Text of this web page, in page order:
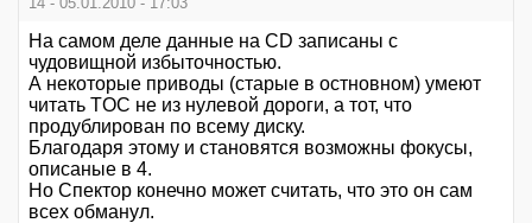
На самом деле данные на CD записаны с
чудовищной избыточностью.
А некоторые приводы (старые в остновном) умеют
читать TOC не из нулевой дороги, а тот, что
продублирован по всему диску.
Благодаря этому и становятся возможны фокусы,
описаные в 4.
Но Спектор конечно может считать, что это он сам
всех обманул.